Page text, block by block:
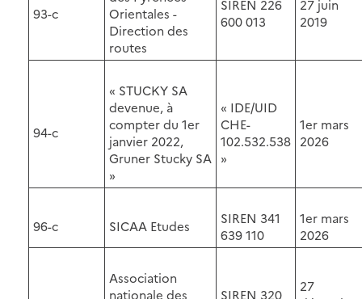
93-c
Orientales -
Direction des
routes
SIREN 226
600 013
27 juin
2019
94-c
« STUCKY SA
devenue, à
compter du 1er
janvier 2022,
Gruner Stucky SA
»
« IDE/UID
CHE-
102.532.538
»
1er mars
2026
96-c SICAA Etudes
SIREN 341
639 110
1er mars
2026
Association
nationale des
SIREN 320
27